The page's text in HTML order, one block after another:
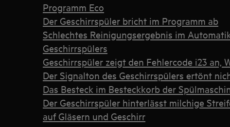
Programm Eco
Der Geschirrspüler bricht im Programm ab
Schlechtes Reinigungsergebnis im
Geschirrspülers
Geschirrspüler zeigt den Fehlercode i23 an,
Der Signalton des Geschirrspülers ertönt
Das Besteck im Besteckkorb der
Der Geschirrspüler hinterlässt milchige
auf Gläsern und Geschirr